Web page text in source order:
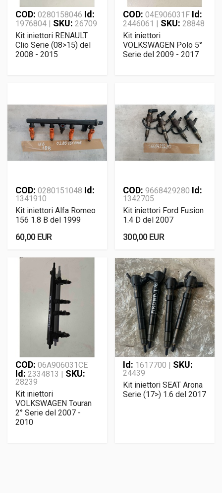
COD: 0280158046 Id:
1976804 | SKU: 26709
Kit iniettori RENAULT
Clio Serie (08>15) del
2008 - 2015
COD: 04E906031F Id:
2446061 | SKU: 28848
Kit iniettori
VOLKSWAGEN Polo 5°
Serie del 2009 - 2017
COD: 0280151048 Id:
1341910
Kit iniettori Alfa Romeo
156 1.8 B del 1999
60,00 EUR
COD: 9668429280 Id:
1342705
Kit iniettori Ford Fusion
1.4 D del 2007
300,00 EUR
COD: 06A906031CE
Id: 2334813 | SKU:
28239
Kit iniettori
VOLKSWAGEN Touran
2° Serie del 2007 -
2010
Id: 1617700 | SKU:
24439
Kit iniettori SEAT Arona
Serie (17>) 1.6 del 2017